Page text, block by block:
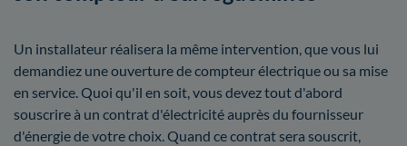
Un installateur réalisera la même intervention, que vous lui
demandiez une ouverture de compteur électrique ou sa mise
en service. Quoi qu'il en soit, vous devez tout d'abord
souscrire à un contrat d'électricité auprès du fournisseur
d'énergie de votre choix. Quand ce contrat sera souscrit,